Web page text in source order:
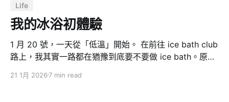
Life
我的冰浴初體驗
1 月 20 號，一天從「低溫」開始。 在前往 ice bath club
路上，我其實一路都在猶豫到底要不要做 ice bath。原因
冰浴很紅、很有效，感性上我完全不想把自己丟進低溫水
21 1月 2026 7 min read